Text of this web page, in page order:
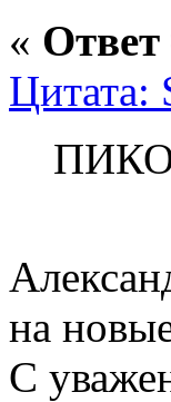
« Ответ
Цитата:
ПИКО
на
С